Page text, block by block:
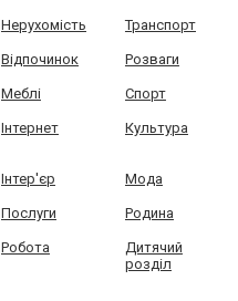
Нерухомість Транспорт
Відпочинок Розваги
Меблі Спорт
Інтернет Культура
Інтер'єр Мода
Послуги Родина
Робота
Дитячий
розділ